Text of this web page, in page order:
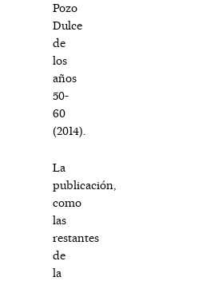
Pozo
Dulce
de
los
años
50-
60
(2014).
La
publicación,
como
las
restantes
de
la